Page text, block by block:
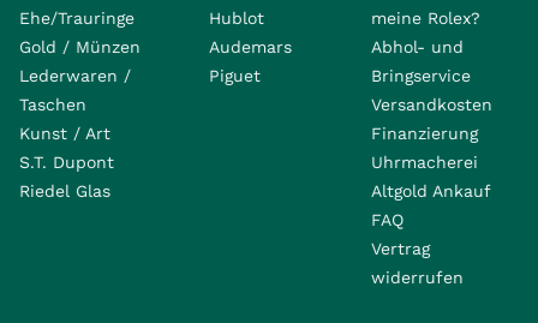
Ehe/Trauringe
Gold / Münzen
Lederwaren /
Taschen
Kunst / Art
S.T. Dupont
Riedel Glas
Hublot
Audemars
Piguet
meine Rolex?
Abhol- und
Bringservice
Versandkosten
Finanzierung
Uhrmacherei
Altgold Ankauf
FAQ
Vertrag
widerrufen